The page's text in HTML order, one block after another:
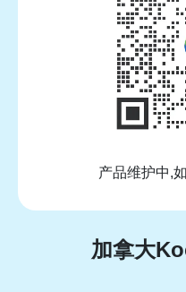
产品维护中,
加拿大